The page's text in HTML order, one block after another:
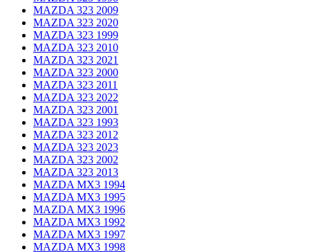
MAZDA 323 2009
MAZDA 323 2020
MAZDA 323 1999
MAZDA 323 2010
MAZDA 323 2021
MAZDA 323 2000
MAZDA 323 2011
MAZDA 323 2022
MAZDA 323 2001
MAZDA 323 1993
MAZDA 323 2012
MAZDA 323 2023
MAZDA 323 2002
MAZDA 323 2013
MAZDA MX3 1994
MAZDA MX3 1995
MAZDA MX3 1996
MAZDA MX3 1992
MAZDA MX3 1997
MAZDA MX3 1998